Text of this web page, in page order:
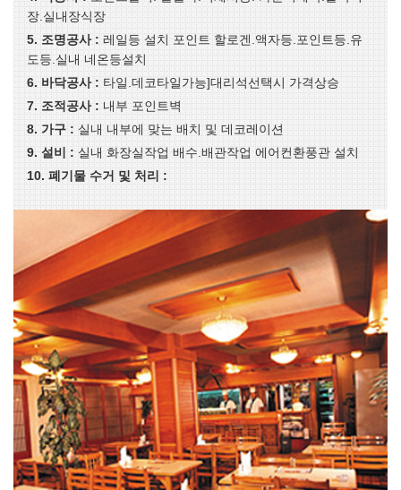
장.실내장식장
5. 조명공사 : 레일등 설치 포인트 할로겐.액자등.포인트등.유
도등.실내 네온등설치
6. 바닥공사 : 타일.데코타일가능]대리석선택시 가격상승
7. 조적공사 : 내부 포인트벽
8. 가구 : 실내 내부에 맞는 배치 및 데코레이션
9. 설비 : 실내 화장실작업 배수.배관작업 에어컨환풍관 설치
10. 폐기물 수거 및 처리 :